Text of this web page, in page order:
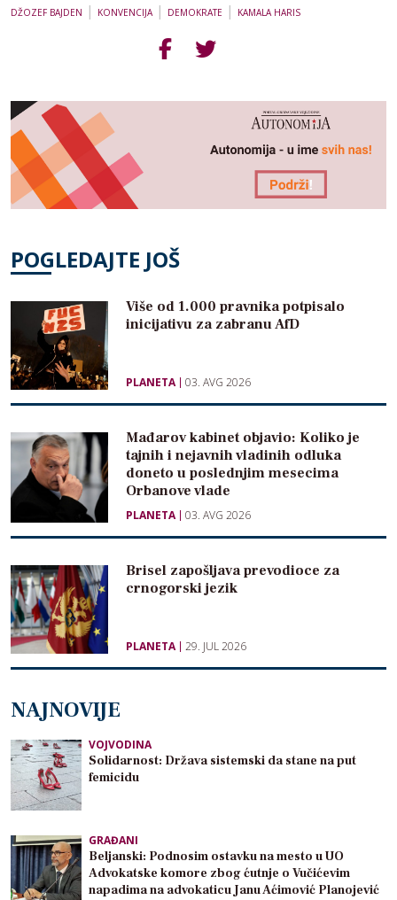
DŽOZEF BAJDEN | KONVENCIJA| DEMOKRATE | KAMALA HARIS
POGLEDAJTE JOŠ
Više od 1.000 pravnika potpisalo
inicijativu za zabranu AfD
PLANETA 03. AVG 2026
Mađarov kabinet objavio: Koliko je
tajnih i nejavnih vladinih odluka
doneto u poslednjim mesecima
Orbanove vlade
PLANETA 03. AVG 2026
Brisel zapošljava prevodioce za
crnogorski jezik
PLANETA 29. JUL 2026
NAJNOVIJE
VOJVODINA
Solidarnost: Država sistemski da stane na put
femicidu
GRAĐANI
Beljanski: Podnosim ostavku na mesto u UO
Advokatske komore zbog ćutnje o Vučićevim
napadima na advokaticu Janu Aćimović Planojević